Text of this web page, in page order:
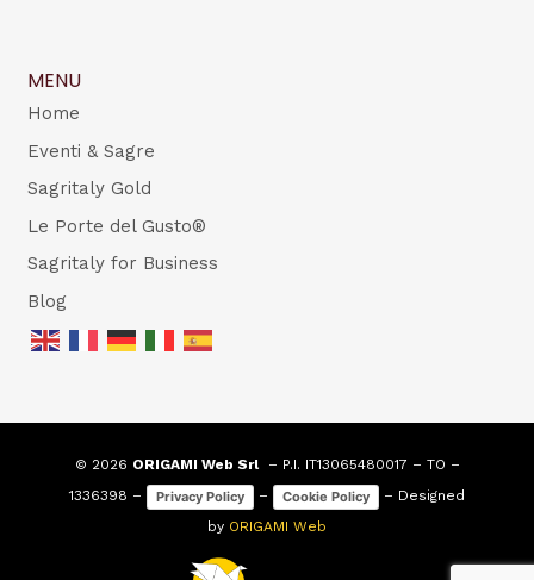
MENU
Home
Eventi & Sagre
Sagritaly Gold
Le Porte del Gusto®
Sagritaly for Business
Blog
© 2026 ORIGAMI Web Srl– P.I. IT13065480017 – TO –
1336398 –
Privacy Policy – Cookie Policy
– Designed
by ORIGAMI Web